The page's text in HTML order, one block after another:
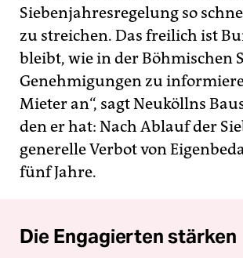
Siebenjahresregelung so
zu streichen. Das freilich ist
bleibt, wie in der Böhmischen
Genehmigungen zu
Mieter an“, sagt Neuköllns
den er hat: Nach Ablauf der
generelle Verbot von
fünf Jahre.
Die Engagierten stärken